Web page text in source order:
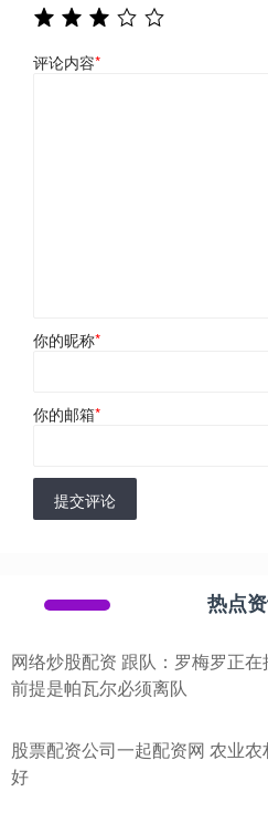
评论内容*
你的昵称*
你的邮箱*
提交评论
热点
网络炒股配资 跟队：罗梅罗正在
前提是帕瓦尔必须离队
股票配资公司一起配资网 农业
好